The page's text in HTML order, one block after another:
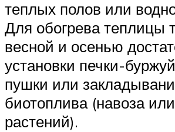
теплых полов или
Для обогрева теплицы
весной и осенью
установки печки-
пушки или
биотоплива (навоза
растений).